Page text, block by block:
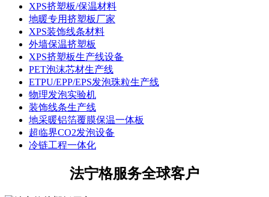
XPS挤塑板/保温材料
地暖专用挤塑板厂家
XPS装饰线条材料
外墙保温挤塑板
XPS挤塑板生产线设备
PET泡沫芯材生产线
ETPU/EPP/EPS发泡珠粒生产线
物理发泡实验机
装饰线条生产线
地采暖铝箔覆膜保温一体板
超临界CO2发泡设备
冷链工程一体化
法宁格服务全球客户